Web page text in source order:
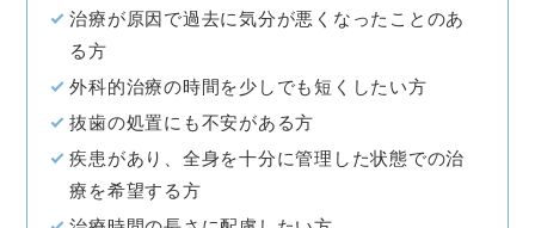
治療が原因で過去に気分が悪くなったことのあ
る方
外科的治療の時間を少しでも短くしたい方
抜歯の処置にも不安がある方
疾患があり、全身を十分に管理した状態での治
療を希望する方